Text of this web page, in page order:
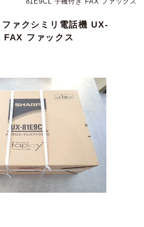
81E9CL 子機付き FAX ファックス
ァクシミリ電話機 UX-
ファックス